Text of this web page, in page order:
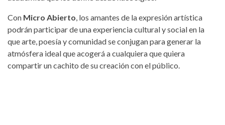
Con Micro Abierto, los amantes de la expresión artística
podrán participar de una experiencia cultural y social en la
que arte, poesía y comunidad se conjugan para generar la
atmósfera ideal que acogerá a cualquiera que quiera
compartir un cachito de su creación con el público.